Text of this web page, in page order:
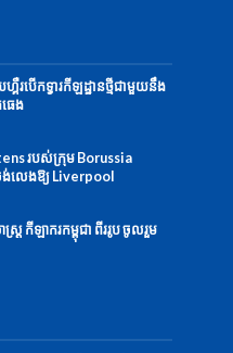
គឺរបើកទ្វារកីឡដ្ឋានថ្មីជាមួយនឹង
េង
របស់ក្រុម Borussia
លេងឱ្យ Liverpool
ត្រ ​កីឡាករ​កម្ពុជា​ ពីរ​រូប ​​ចូល​រួម​